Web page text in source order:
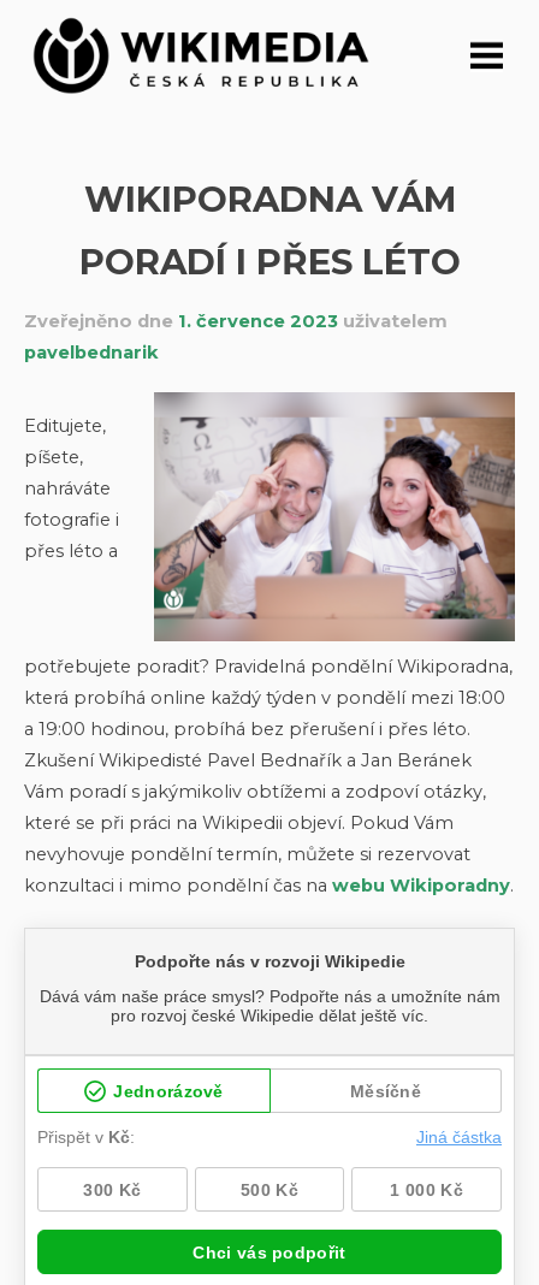
Přeskočit
obsah
WIKIPORADNA VÁM
PORADÍ I PŘES LÉTO
Zveřejněno dne 1. července 2023 uživatelem
pavelbednarik
Editujete,
píšete,
nahráváte
fotografie i
přes léto a
potřebujete poradit? Pravidelná pondělní Wikiporadna,
která probíhá online každý týden v pondělí mezi 18:00
a 19:00 hodinou, probíhá bez přerušení i přes léto.
Zkušení Wikipedisté Pavel Bednařík a Jan Beránek
Vám poradí s jakýmikoliv obtížemi a zodpoví otázky,
které se při práci na Wikipedii objeví. Pokud Vám
nevyhovuje pondělní termín, můžete si rezervovat
konzultaci i mimo pondělní čas na webu Wikiporadny.